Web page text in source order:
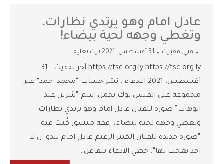
عادل امام وهو يرتدي نظارات،
وتغطي وجهه لحية بيضاء!
فني, مفبرك 31 أغسطس، 2021 اترك تعليقا
https://tsc.org.ly https://tsc.org.ly آخر تحديث : 31
أغسطس، 2021 الادعاء : نشر حساب “محمد احمد” عبر
مجموعة علي الفيس بوك تحمل اسم “شرين عبد
الوهاب” صورة للفنان عادل امام وهو يرتدي نظارات
وتغطي وجهه لحية بيضاء، رفقة منشور كُتِبَ فيه:
“صوره جديده للفنان الكبير الزعيم عادل امام يبدو ان لا
احد يعجب بها”. حظي الادعاء بتفاعل…